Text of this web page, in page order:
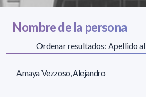
Nombre de la persona
Ordenar resultados: Apellido
Amaya Vezzoso, Alejandro